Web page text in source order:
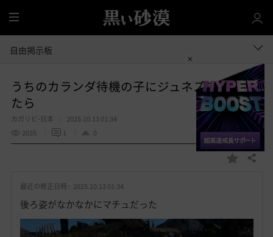
全
体
自由掲示板
うちのカランダ待機の子にジュネス衣装着せ
たら
カガリビ-日本
2025.10.13 01:34
2035
1 0
お
り
共有する
最近の修正日時 : 2025.10.13 01:34
後ろ姿がなかなかにマチュだった